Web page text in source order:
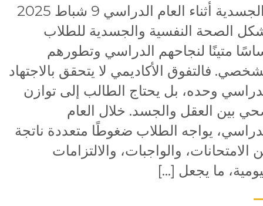
والجسدية أثناء العام الدراسي 9 شباط 2025
الصحة النفسية والجسدية للطلاب
متينًا لنجاحهم الدراسي وتطورهم
فالتفوق الأكاديمي لا يتحقق بالاجتهاد
وحده، بل يحتاج الطالب إلى توازن
بين العقل والجسد. خلال العام
يواجه الطلاب ضغوطًا متعددة ناتجة
الامتحانات، والواجبات، والالتزامات
ما يجعل […]